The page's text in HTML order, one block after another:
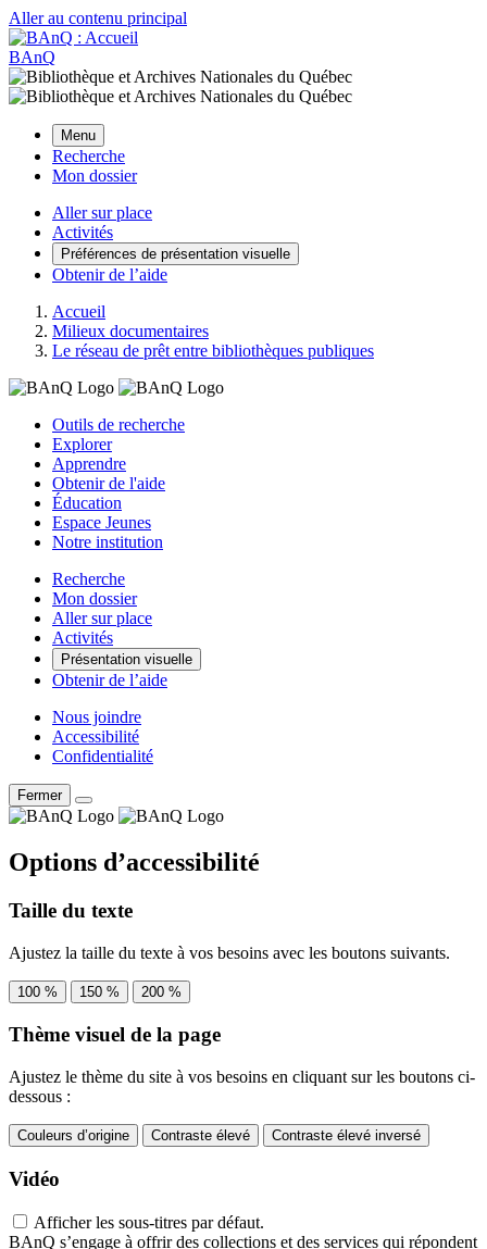
Aller au contenu principal
BAnQ
Menu
Recherche
Mon dossier
Aller sur place
Activités
Préférences de présentation visuelle
Obtenir de l’aide
Accueil
Milieux documentaires
Le réseau de prêt entre bibliothèques publiques
Outils de recherche
Explorer
Apprendre
Obtenir de l'aide
Éducation
Espace Jeunes
Notre institution
Recherche
Mon dossier
Aller sur place
Activités
Présentation visuelle
Obtenir de l’aide
Nous joindre
Accessibilité
Confidentialité
Fermer
Options d’accessibilité
Taille du texte
Ajustez la taille du texte à vos besoins avec les boutons suivants.
100 % 150 % 200 %
Thème visuel de la page
Ajustez le thème du site à vos besoins en cliquant sur les boutons ci-
dessous :
Couleurs d’origine Contraste élevé Contraste élevé inversé
Vidéo
Afficher les sous-titres par défaut.
BAnQ s’engage à offrir des collections et des services qui répondent